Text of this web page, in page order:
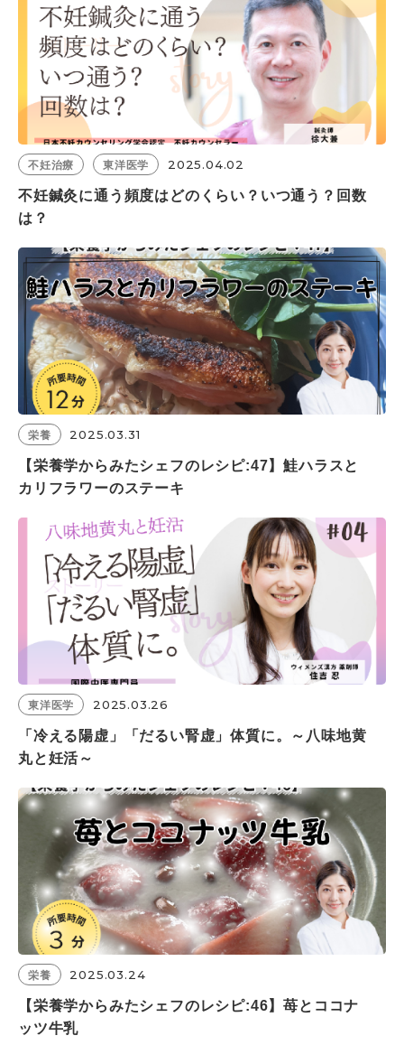
不妊治療 東洋医学 2025.04.02
不妊鍼灸に通う頻度はどのくらい？いつ通う？回数
は？
栄養 2025.03.31
【栄養学からみたシェフのレシピ:47】鮭ハラスと
カリフラワーのステーキ
東洋医学 2025.03.26
「冷える陽虚」「だるい腎虚」体質に。～八味地黄
丸と妊活～
栄養 2025.03.24
【栄養学からみたシェフのレシピ:46】苺とココナ
ッツ牛乳